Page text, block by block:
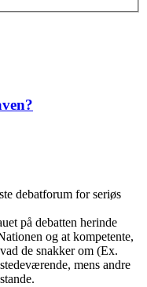
debatforum for seriøs
på debatten herinde
og at kompetente,
de snakker om (Ex.
mens andre